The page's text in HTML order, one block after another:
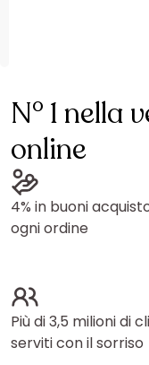
N° 1 nella
online
4% in buoni
ogni ordine
Più di 3,5 milioni di
serviti con il sorriso